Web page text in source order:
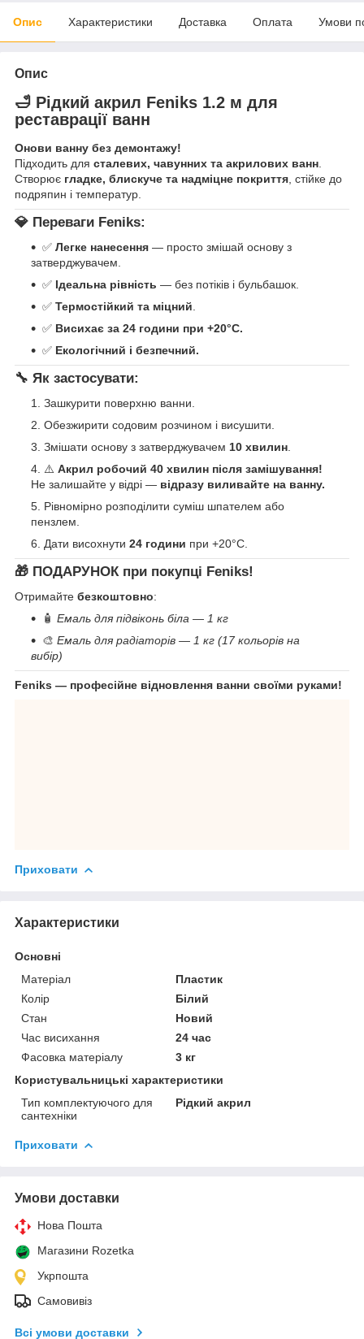
Опис Характеристики Доставка Оплата Умови
Опис
🛁 Рідкий акрил Feniks 1.2 м для
реставрації ванн
Онови ванну без демонтажу!
Підходить для сталевих, чавунних та акрилових ванн.
Створює гладке, блискуче та надміцне покриття, стійке до
подряпин і температур.
💎 Переваги Feniks:
✅ Легке нанесення — просто змішай основу з
затверджувачем.
✅ Ідеальна рівність — без потіків і бульбашок.
✅ Термостійкий та міцний.
✅ Висихає за 24 години при +20°C.
✅ Екологічний і безпечний.
🔧 Як застосувати:
Зашкурити поверхню ванни.
Обезжирити содовим розчином і висушити.
Змішати основу з затверджувачем 10 хвилин
⚠️ Акрил робочий 40 хвилин після замішування!
Не залишайте у відрі — відразу виливайте на ванну.
Рівномірно розподілити суміш шпателем або
пензлем.
Дати висохнути 24 години при +20°C.
🎁 ПОДАРУНОК при покупці Feniks!
Отримайте безкоштовно:
🧴 Емаль для підвіконь біла — 1 кг
🎨 Емаль для радіаторів — 1 кг (17 кольорів на
вибір)
Feniks — професійне відновлення ванни своїми руками!
Приховати
Характеристики
Основні
Матеріал
Пластик
Колір
Білий
Стан
Новий
Час висихання
24 час
Фасовка матеріалу
3 кг
Користувальницькі характеристики
Тип комплектуючого для
сантехніки
Рідкий акрил
Приховати
Умови доставки
Нова Пошта
Магазини Rozetka
Укрпошта
Самовивіз
Всі умови доставки